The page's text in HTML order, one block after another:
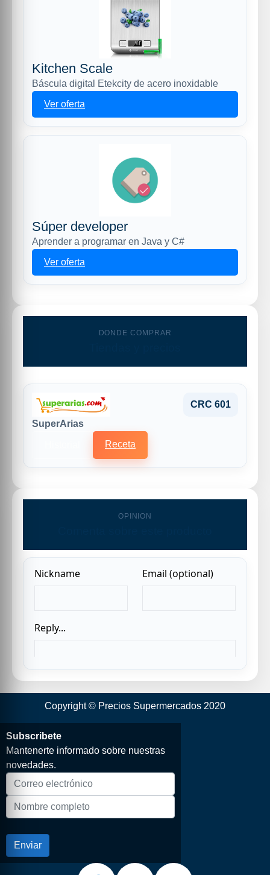
Kitchen Scale
Báscula digital Etekcity de acero inoxidable
Ver oferta
Súper developer
Aprender a programar en Java y C#
Ver oferta
DONDE COMPRAR
CRC 601
SuperArias
Receta
OPINION
Copyright © Precios Supermercados 2020
Subscribete
Mantenerte informado sobre nuestras
novedades.